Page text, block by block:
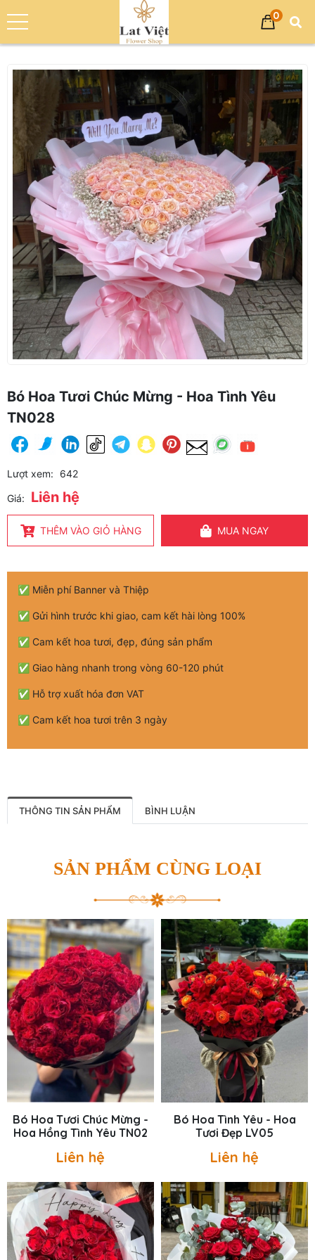
0
Trang chủ
Hoa Tình Yêu
Bó Hoa Tươi Chúc Mừng - Hoa Tình Yêu TN028
Bó Hoa Tươi Chúc Mừng - Hoa Tình Yêu
TN028
Lượt xem: 642
Giá: Liên hệ
THÊM VÀO GIỎ HÀNG MUA NGAY
✅ Miễn phí Banner và Thiệp
✅ Gửi hình trước khi giao, cam kết hài lòng 100%
✅ Cam kết hoa tươi, đẹp, đúng sản phẩm
✅ Giao hàng nhanh trong vòng 60-120 phút
✅ Hỗ trợ xuất hóa đơn VAT
✅ Cam kết hoa tươi trên 3 ngày
THÔNG TIN SẢN PHẨM BÌNH LUẬN
SẢN PHẨM CÙNG LOẠI
Bó Hoa Tươi Chúc Mừng -
Hoa Hồng Tình Yêu TN02
Liên hệ
Bó Hoa Tình Yêu - Hoa
Tươi Đẹp LV05
Liên hệ